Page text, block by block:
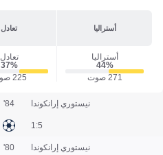
أستراليا تعادل
أستراليا
44‎%‎
271 صوت
تعادل
37‎%‎
225 صوت
نيستوري إرانكوندا
5:1
84'
نيستوري إرانكوندا 80'